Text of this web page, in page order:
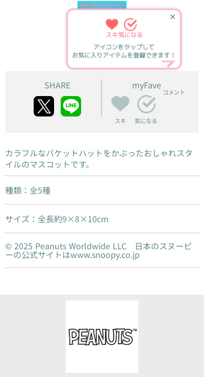
✕
スキ気になる
アイコンをタップして
お気に入りアイテムを登録できます！
SHARE myFave
スキ 気になる
コメント
カラフルなバケットハットをかぶったおしゃれスタ
イルのマスコットです。
種類：全5種
サイズ：全長約9×8×10cm
© 2025 Peanuts Worldwide LLC 日本のスヌーピ
ーの公式サイトはwww.snoopy.co.jp